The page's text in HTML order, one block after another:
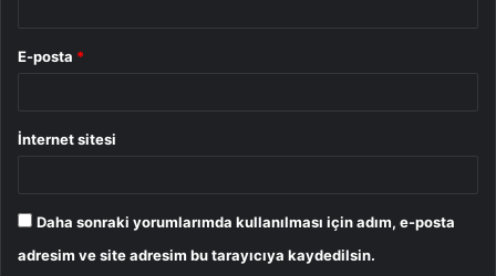
E-posta *
İnternet sitesi
Daha sonraki yorumlarımda kullanılması için adım, e-posta
adresim ve site adresim bu tarayıcıya kaydedilsin.